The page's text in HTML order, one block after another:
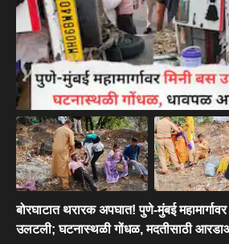
बोरघाटात थरारक अपघात! पुणे-मुंबई
उलटली; घटनास्थळी गोंधळ, मदतीसाठी